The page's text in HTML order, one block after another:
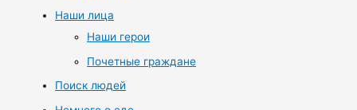
Наши лица
Наши герои
Почетные граждане
Поиск людей